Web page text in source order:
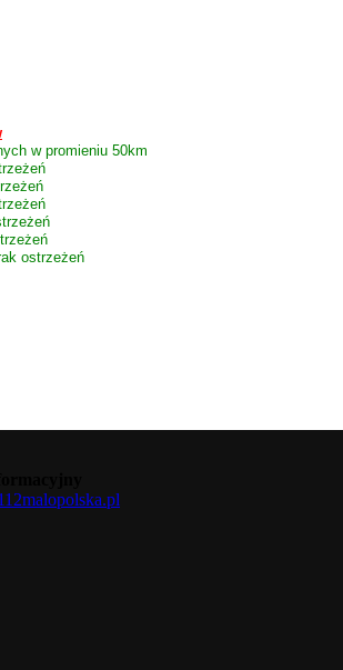
w promieniu 50km
ostrzeżeń